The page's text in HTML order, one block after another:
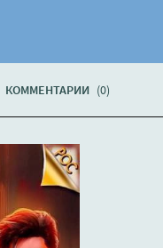
КОММЕНТАРИИ (0)